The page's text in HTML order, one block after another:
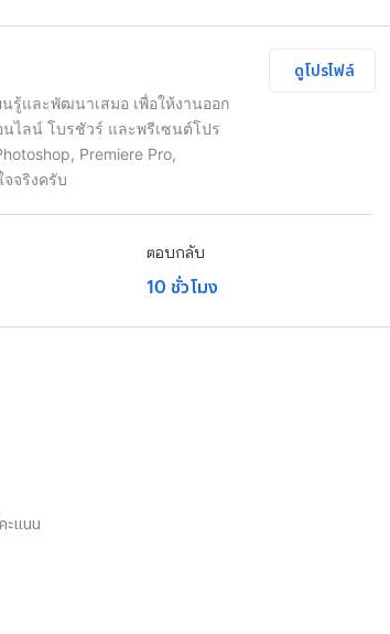
รู้และพัฒนาเสมอ เพื่อให้งานออก
ไลน์ โบรชัวร์ และพรีเซนต์โปร
Premiere Pro,
จจริงครับ
ดูโปรไฟล์
ตอบกลับ
10 ชั่วโมง
ะแนน